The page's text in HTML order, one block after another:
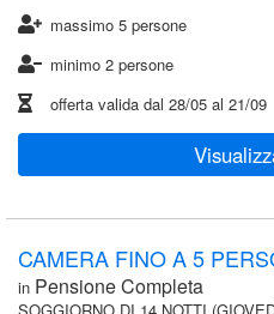
massimo 5 persone
minimo 2 persone
offerta valida dal 28/05 al 21/09
CAMERA FINO A 5
in Pensione Completa